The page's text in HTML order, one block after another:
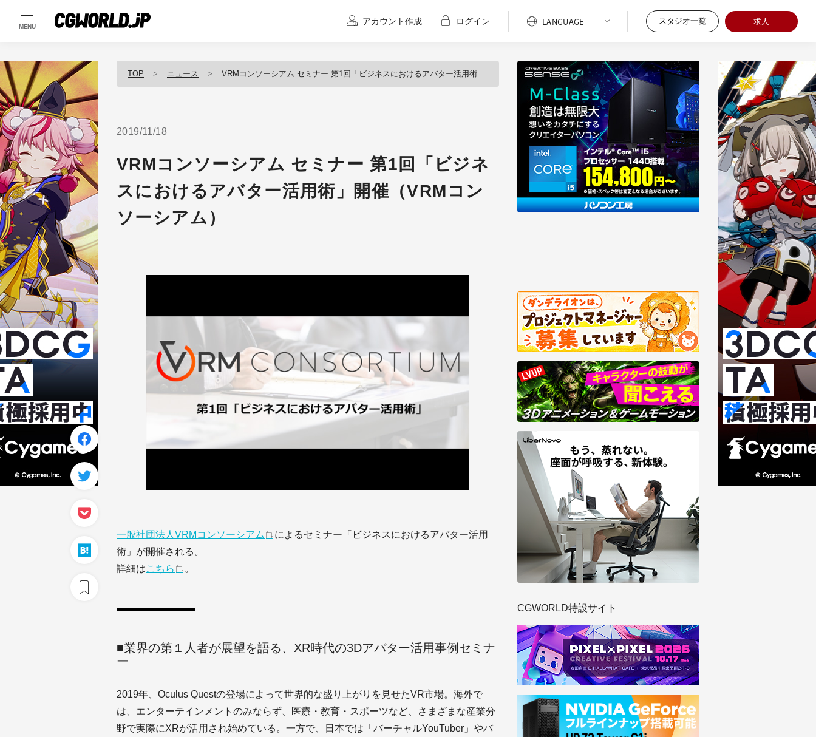
MENU
アカウント作成 ログイン スタジオ一覧 求人
TOP ニュース VRMコンソーシアム セミナー 第1回「ビジネスにおけるアバター活用術」開催（VRMコンソーシアム）
2019/11/18
VRMコンソーシアム セミナー 第1回「ビジネ
スにおけるアバター活用術」開催（VRMコン
ソーシアム）
一般社団法人VRMコンソーシアム
によるセミナー「ビジネスにおけるアバター活用
術」が開催される。
詳細はこちら 。
■業界の第１人者が展望を語る、XR時代の3Dアバター活用事例セミナ
ー
2019年、Oculus Questの登場によって世界的な盛り上がりを見せたVR市場。海外で
は、エンターテインメントのみならず、医療・教育・スポーツなど、さまざまな産業分
野で実際にXRが活用され始めている。一方で、日本では「バーチャルYouTuber」やバ
CGWORLD特設サイト